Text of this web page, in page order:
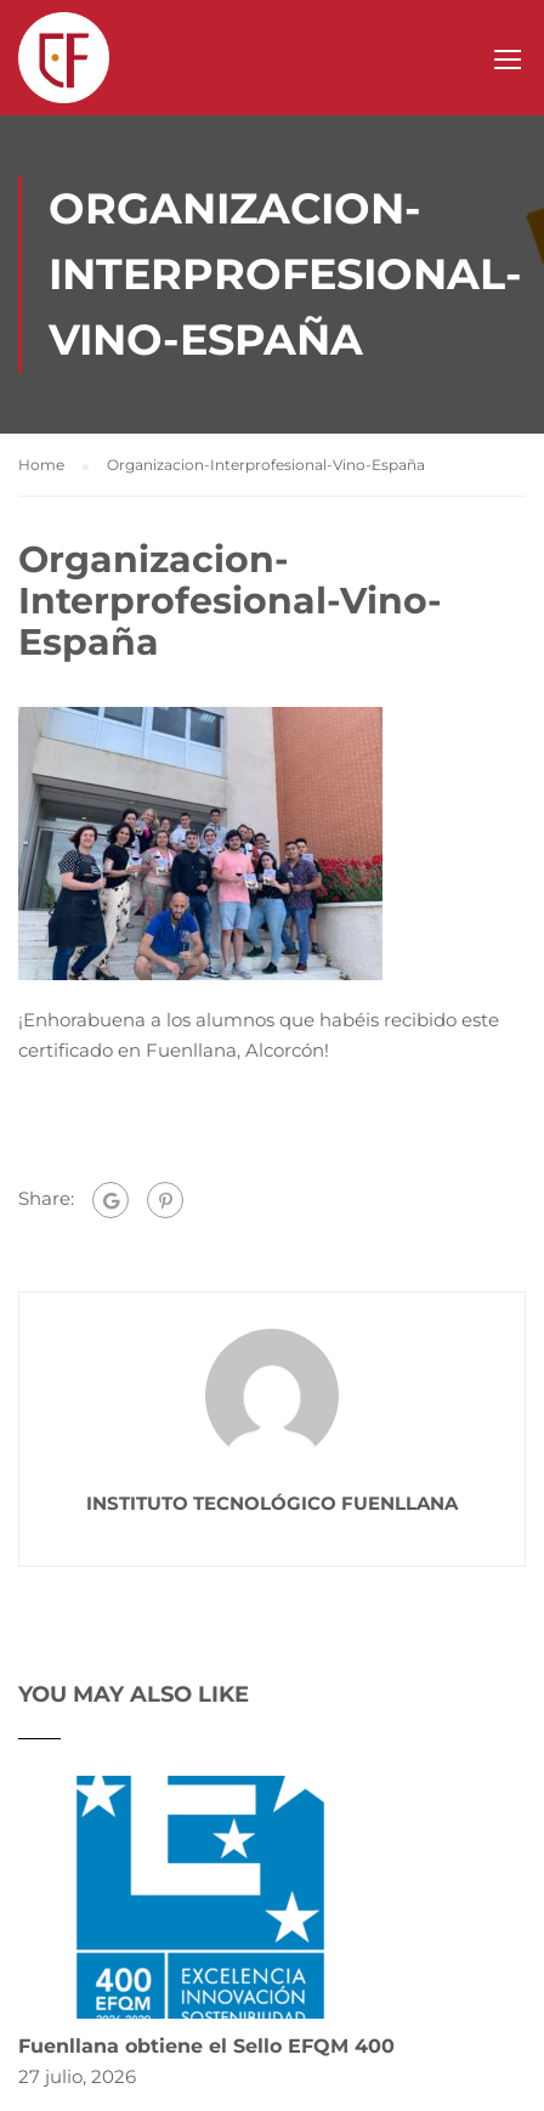
ORGANIZACION-
INTERPROFESIONAL-
VINO-ESPAÑA
Home Organizacion-Interprofesional-Vino-España
Organizacion-
Interprofesional-Vino-
España
¡Enhorabuena a los alumnos que habéis recibido este
certificado en Fuenllana, Alcorcón!
Share:
INSTITUTO TECNOLÓGICO FUENLLANA
YOU MAY ALSO LIKE
Fuenllana obtiene el Sello EFQM 400
27 julio, 2026